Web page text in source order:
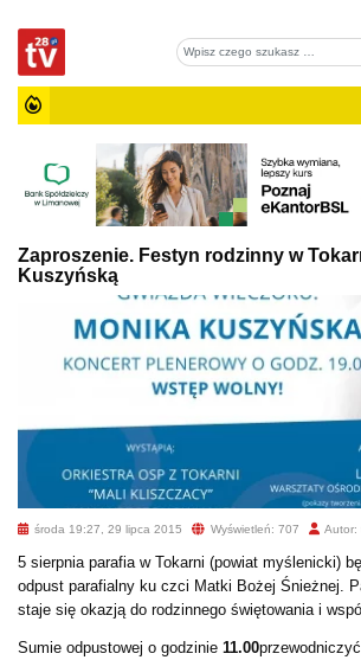
Zaproszenie. Festyn rodzinny w
Kuszyńską
środa 19:27, 29 lipca 2015 Wyświetleń: 707 Autor:
5 sierpnia parafia w Tokarni (powiat myślenicki)
odpust parafialny ku czci Matki Bożej Śnieżnej.
staje się okazją do rodzinnego świętowania i
Sumie odpustowej o godzinie 11.00